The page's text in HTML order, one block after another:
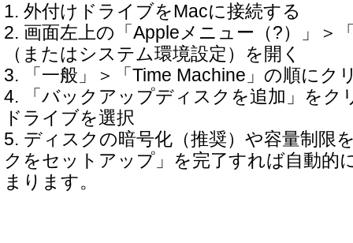
1. 外付けドライブをMacに接続する
2. 画面左上の「Appleメニュー（?）」＞
（またはシステム環境設定）を開く
3. 「一般」＞「Time Machine」の順にク
4. 「バックアップディスクを追加」をク
ドライブを選択
5. ディスクの暗号化（推奨）や容量制限
クをセットアップ」を完了すれば自動的
まります。